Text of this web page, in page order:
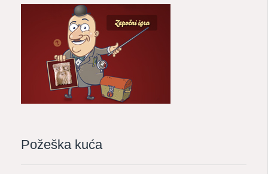
Požeška kuća